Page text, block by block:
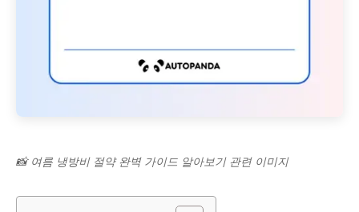
📸 여름 냉방비 절약 완벽 가이드 알아보기 관련 이미지